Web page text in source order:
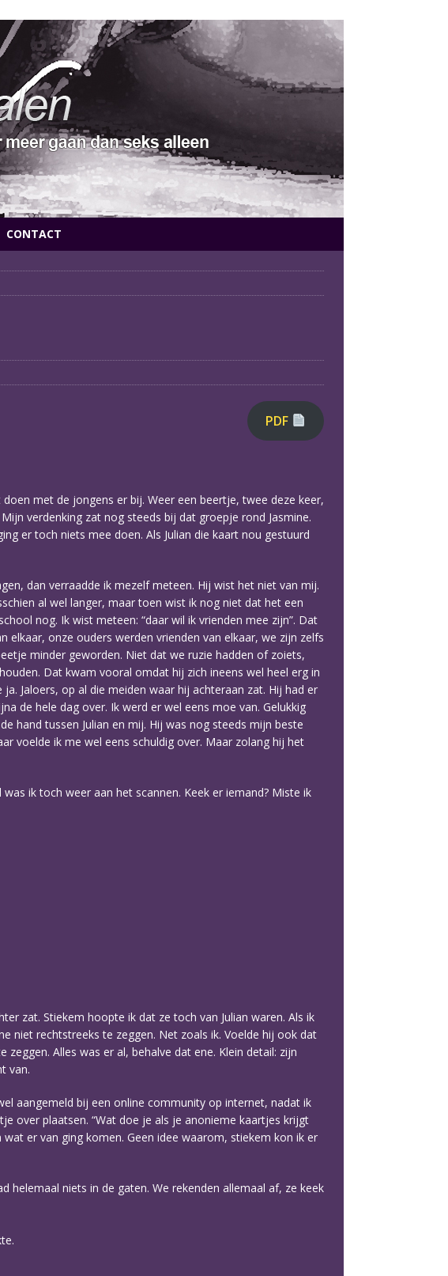
CONTACT
PDF
met de jongens er bij. Weer een beertje, twee deze keer,
verdenking zat nog steeds bij dat groepje rond Jasmine.
er toch niets mee doen. Als Julian die kaart nou gestuurd
dan verraadde ik mezelf meteen. Hij wist het niet van mij.
al wel langer, maar toen wist ik nog niet dat het een
nog. Ik wist meteen: “daar wil ik vrienden mee zijn”. Dat
onze ouders werden vrienden van elkaar, we zijn zelfs
minder geworden. Niet dat we ruzie hadden of zoiets,
Dat kwam vooral omdat hij zich ineens wel heel erg in
Jaloers, op al die meiden waar hij achteraan zat. Hij had er
de hele dag over. Ik werd er wel eens moe van. Gelukkig
hand tussen Julian en mij. Hij was nog steeds mijn beste
voelde ik me wel eens schuldig over. Maar zolang hij het
ik toch weer aan het scannen. Keek er iemand? Miste ik
zat. Stiekem hoopte ik dat ze toch van Julian waren. Als ik
niet rechtstreeks te zeggen. Net zoals ik. Voelde hij ook dat
Alles was er al, behalve dat ene. Klein detail: zijn
van.
aangemeld bij een online community op internet, nadat ik
over plaatsen. “Wat doe je als je anonieme kaartjes krijgt
er van ging komen. Geen idee waarom, stiekem kon ik er
helemaal niets in de gaten. We rekenden allemaal af, ze keek